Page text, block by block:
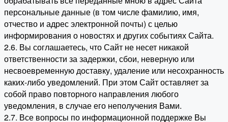
персональные данные (в том числе фамилию, имя,
отчество и адрес электронной почты) с целью
информирования о новостях и других событиях Сайта.
2.6. Вы соглашаетесь, что Сайт не несет никакой
ответственности за задержки, сбои, неверную или
несвоевременную доставку, удаление или несохранность
каких-либо уведомлений. При этом Сайт оставляет за
собой право повторного направления любого
уведомления, в случае его неполучения Вами.
2.7. Все вопросы по информационной поддержке Вы